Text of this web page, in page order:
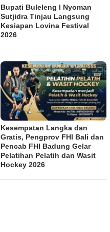
Bupati Buleleng I Nyoman
Sutjidra Tinjau Langsung
Kesiapan Lovina Festival
2026
Kesempatan Langka dan
Gratis, Pengprov FHI Bali dan
Pencab FHI Badung Gelar
Pelatihan Pelatih dan Wasit
Hockey 2026